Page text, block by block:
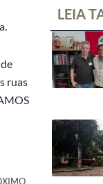
ruas
Próximo
LEIA